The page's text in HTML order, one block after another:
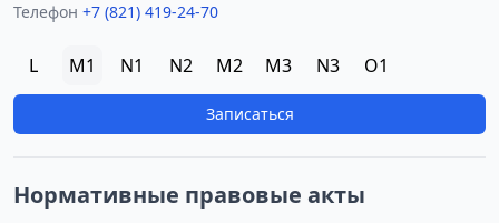
Телефон +7 (821) 419-24-70
L M1 N1 N2 M2 M3 N3 O1
Записаться
Нормативные правовые акты